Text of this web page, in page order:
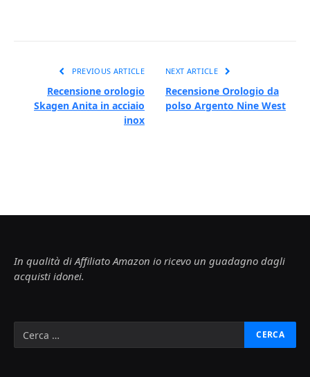
PREVIOUS ARTICLE
Recensione orologio
Skagen Anita in acciaio
inox
NEXT ARTICLE
Recensione Orologio da
polso Argento Nine West
In qualità di Affiliato Amazon io ricevo un guadagno dagli
acquisti idonei.